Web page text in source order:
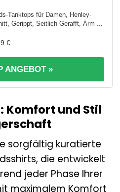
Tanktops für Damen, Henley-
Gerippt, Seitlich Gerafft, Ärm ...
€
ANGEBOT »
Komfort und Stil
sorgfältig kuratierte
die entwickelt
jeder Phase Ihrer
maximalem Komfort